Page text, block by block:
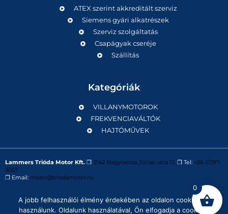
ATEX szerint akkreditált szerviz
Siemens gyári alkatrészek
Szerviz szolgáltatás
Csapágyak cseréje
Szállítás
Kategóriák
VILLANYMOTOROK
FREKVENCIAVÁLTÓK
HAJTÓMŰVEK
Lammers Trióda Motor Kft. ❒ 2142 Nagytarcsa, Szilas utca 12. ❒ Tel: +36-1/297-
3057
❒ Email: motor@triodamotor.hu
Powered byDigit-Now Kft.
0
A jobb felhasználói élmény érdekében az oldalon cookie-kat
használunk. Oldalunk használatával, Ön elfogadja a cookie-k